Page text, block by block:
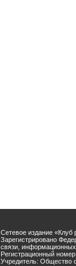
Сетевое издание «Клуб
Зарегистрировано
связи,
Регистрационный
Учредитель: Общество